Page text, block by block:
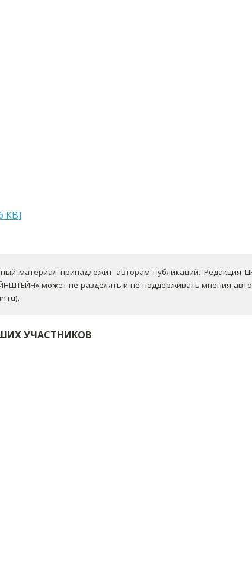
KB]
материал принадлежит авторам публикаций. Редакция
может не разделять и не поддерживать мнения
УЧАСТНИКОВ